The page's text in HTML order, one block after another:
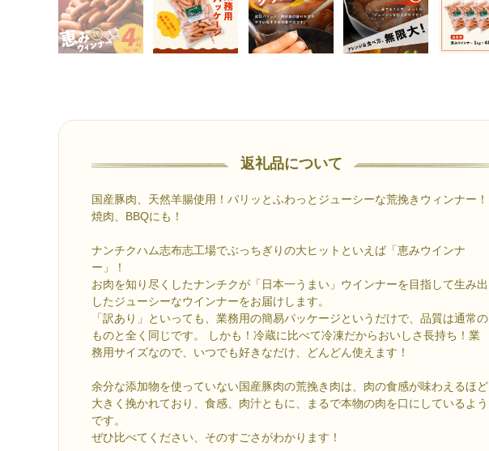
返礼品について
国産豚肉、天然羊腸使用！パリッとふわっとジューシーな荒挽きウィンナー！
焼肉、BBQにも！
ナンチクハム志布志工場でぶっちぎりの大ヒットといえば「恵みウインナ
ー」！
お肉を知り尽くしたナンチクが「日本一うまい」ウインナーを目指して生み出
したジューシーなウインナーをお届けします。
「訳あり」といっても、業務用の簡易パッケージというだけで、品質は通常の
ものと全く同じです。 しかも！冷蔵に比べて冷凍だからおいしさ長持ち！業
務用サイズなので、いつでも好きなだけ、どんどん使えます！
余分な添加物を使っていない国産豚肉の荒挽き肉は、肉の食感が味わえるほど
大きく挽かれており、食感、肉汁ともに、まるで本物の肉を口にしているよう
です。
ぜひ比べてください、そのすごさがわかります！